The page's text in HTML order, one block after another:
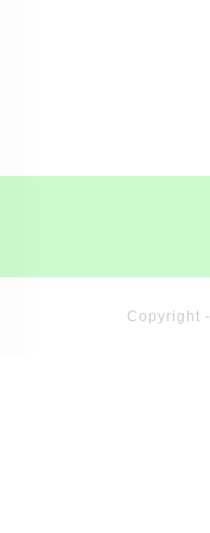
Copyright -